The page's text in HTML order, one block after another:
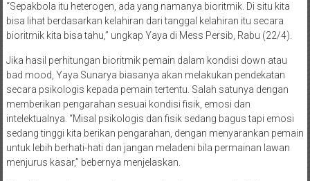
“Sepakbola itu heterogen, ada yang namanya bioritmik. Di situ kita
bisa lihat berdasarkan kelahiran dari tanggal kelahiran itu secara
bioritmik kita bisa tahu,” ungkap Yaya di Mess Persib, Rabu (22/4).
Jika hasil perhitungan bioritmik pemain dalam kondisi down atau
bad mood, Yaya Sunarya biasanya akan melakukan pendekatan
secara psikologis kepada pemain tertentu. Salah satunya dengan
memberikan pengarahan sesuai kondisi fisik, emosi dan
intelektualnya. “Misal psikologis dan fisik sedang bagus tapi emosi
sedang tinggi kita berikan pengarahan, dengan menyarankan pemain
untuk lebih berhati-hati dan jangan meladeni bila permainan lawan
menjurus kasar,” bebernya menjelaskan.